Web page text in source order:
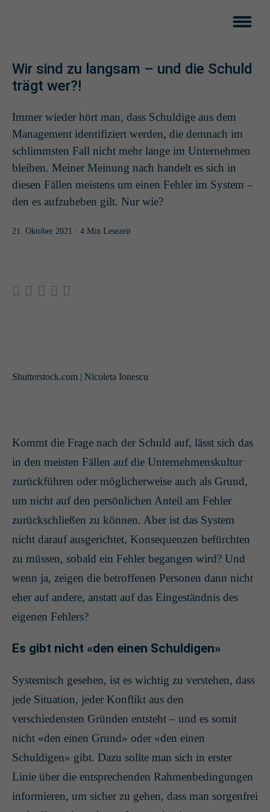
Wir sind zu langsam – und die Schuld
trägt wer?!
Immer wieder hört man, dass Schuldige aus dem
Management identifiziert werden, die demnach im
schlimmsten Fall nicht mehr lange im Unternehmen
bleiben. Meiner Meinung nach handelt es sich in
diesen Fällen meistens um einen Fehler im System –
den es aufzuheben gilt. Nur wie?
21. Oktober 2021 · 4 Min Lesezeit
Shutterstock.com | Nicoleta Ionescu
Kommt die Frage nach der Schuld auf, lässt sich das
in den meisten Fällen auf die Unternehmenskultur
zurückführen oder möglicherweise auch als Grund,
um nicht auf den persönlichen Anteil am Fehler
zurückschließen zu können. Aber ist das System
nicht darauf ausgerichtet, Konsequenzen befürchten
zu müssen, sobald ein Fehler begangen wird? Und
wenn ja, zeigen die betroffenen Personen dann nicht
eher auf andere, anstatt auf das Eingeständnis des
eigenen Fehlers?
Es gibt nicht «den einen Schuldigen»
Systemisch gesehen, ist es wichtig zu verstehen, dass
jede Situation, jeder Konflikt aus den
verschiedensten Gründen entsteht – und es somit
nicht «den einen Grund» oder «den einen
Schuldigen» gibt. Dazu sollte man sich in erster
Linie über die entsprechenden Rahmenbedingungen
informieren, um sicher zu gehen, dass man sorgenfrei